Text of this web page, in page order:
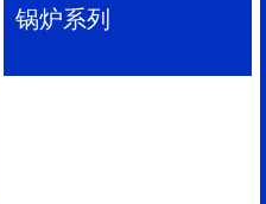
锅炉系列